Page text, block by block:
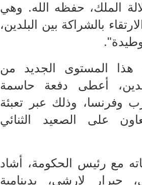
من جلالة الملك، حفظه الله. وهي
بالشراكة بين البلدين،
هذا المستوى الجديد من
أعطى دفعة حاسمة
وفرنسا، وذلك عبر تعبئة
على الصعيد الثنائي
مع رئيس الحكومة، أشاد
لارشي، بدينامية